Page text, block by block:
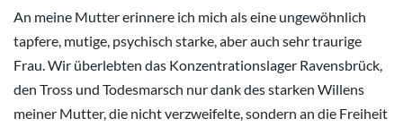
An meine Mutter erinnere ich mich als eine ungewöhnlich
tapfere, mutige, psychisch starke, aber auch sehr traurige
Frau. Wir überlebten das Konzentrationslager Ravensbrück,
den Tross und Todesmarsch nur dank des starken Willens
meiner Mutter, die nicht verzweifelte, sondern an die Freiheit